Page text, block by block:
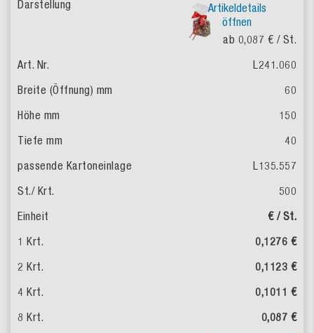
Artikeldetails
öffnen
ab 0,087 € / St.
L241.060
60
150
40
L135.557
500
€ / St.
0,1276 €
0,1123 €
0,1011 €
0,087 €